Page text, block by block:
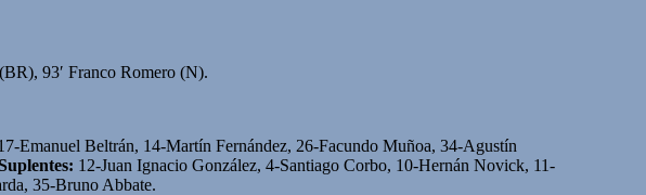
93′ Franco Romero (N).
Emanuel Beltrán, 14-Martín Fernández, 26-Facundo Muñoa, 34-Agustín
12-Juan Ignacio González, 4-Santiago Corbo, 10-Hernán Novick, 11-
35-Bruno Abbate.